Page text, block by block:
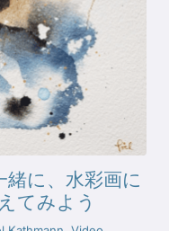
に、水彩画に
てみよう